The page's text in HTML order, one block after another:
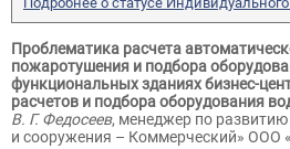
Проблематика расчета
пожаротушения и подбора
функциональных зданиях бизнес-
расчетов и подбора оборудования
В. Г. Федосеев, менеджер по развитию
и сооружения – Коммерческий»